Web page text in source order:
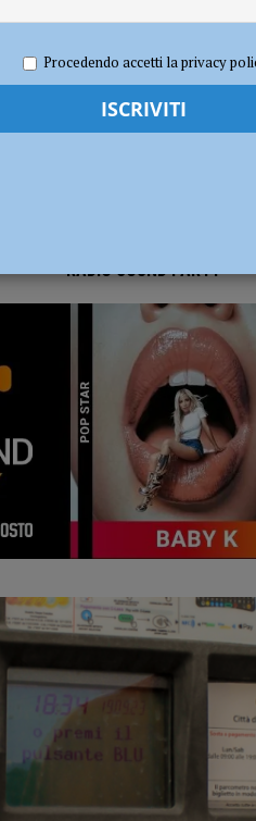
la situazione nella provincia di
RADIO SOUND PARTY
Procedendo accetti la privacy